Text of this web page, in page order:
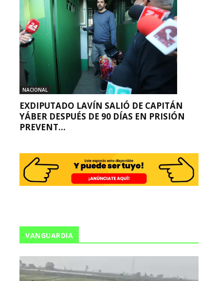
NACIONAL
EXDIPUTADO LAVÍN SALIÓ DE CAPITÁN
YÁBER DESPUÉS DE 90 DÍAS EN PRISIÓN
PREVENT...
VANGUARDIA